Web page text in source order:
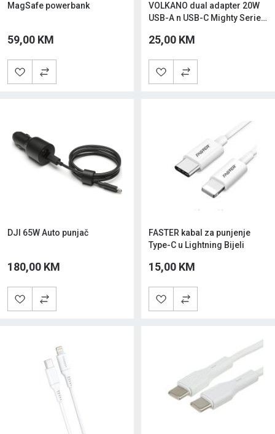
MagSafe powerbank
59,00 KM
VOLKANO dual adapter 20W
USB-A n USB-C Mighty Series
25,00 KM
DJI 65W Auto punjač
180,00 KM
FASTER kabal za punjenje
Type-C u Lightning Bijeli
15,00 KM